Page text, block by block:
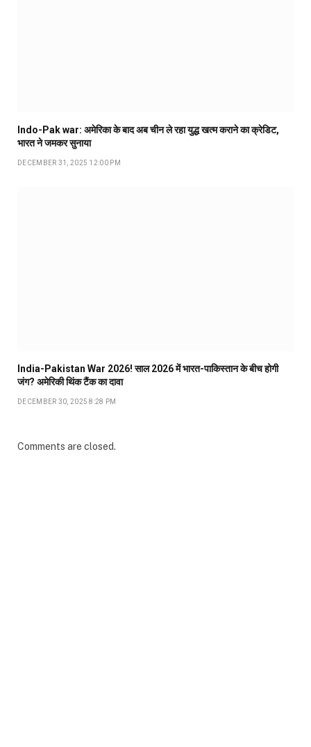
Indo-Pak war: अमेरिका के बाद अब चीन ले रहा युद्ध खत्म कराने का क्रेडिट,
भारत ने जमकर सुनाया
DECEMBER 31, 2025 12:00 PM
India-Pakistan War 2026! साल 2026 में भारत-पाकिस्तान के बीच होगी
जंग? अमेरिकी थिंक टैंक का दावा
DECEMBER 30, 2025 8:28 PM
Comments are closed.